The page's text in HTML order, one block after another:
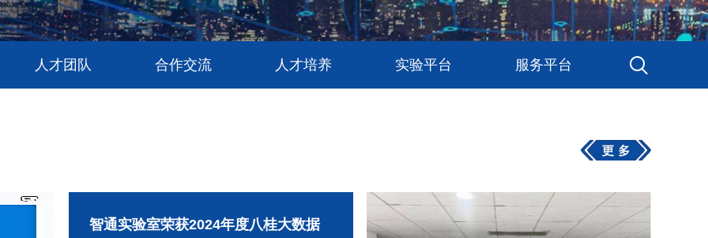
人才团队 合作交流 人才培养 实验平台 服务平台
智通实验室荣获2024年度八桂大数据